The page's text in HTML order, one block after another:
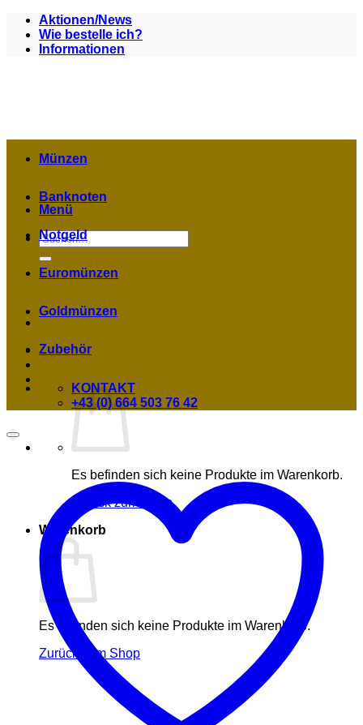
Zum
Inhalt
springen
Aktionen/News
Wie bestelle ich?
Informationen
Menü
Suchen
nach:
Es befinden sich keine Produkte im Warenkorb.
Zurück zum Shop
Warenkorb
Es befinden sich keine Produkte im Warenkorb.
Zurück zum Shop
Münzen
Banknoten
Notgeld
Euromünzen
Goldmünzen
Zubehör
KONTAKT
+43 (0) 664 503 76 42